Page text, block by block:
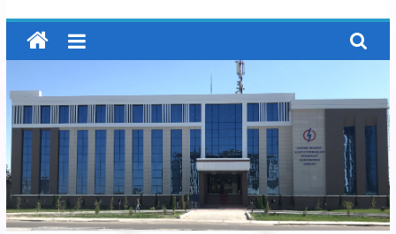
elektr
tarmoqlari
korxonasi”
AJ
“Buxoro
hududiy